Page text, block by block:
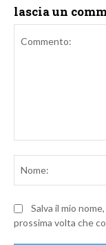
lascia un
Salva il mio
prossima volta che